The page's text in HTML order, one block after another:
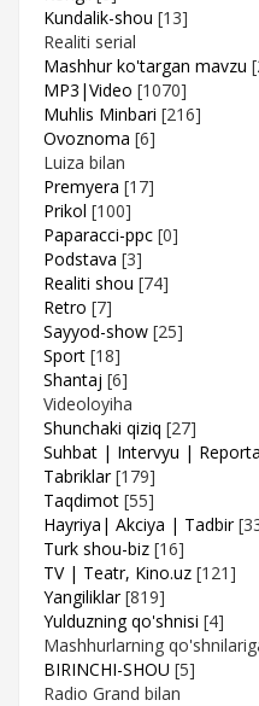
Kundalik-shou [13]
Realiti serial
Mashhur ko'targan mavzu
MP3|Video [1070]
Muhlis Minbari [216]
Ovoznoma [6]
Luiza bilan
Premyera [17]
Prikol [100]
Paparacci-ppc [0]
Podstava [3]
Realiti shou [74]
Retro [7]
Sayyod-show [25]
Sport [18]
Shantaj [6]
Videoloyiha
Shunchaki qiziq [27]
Suhbat | Intervyu |
Tabriklar [179]
Taqdimot [55]
Hayriya| Akciya | Tadbir
Turk shou-biz [16]
TV | Teatr, Kino.uz [121]
Yangiliklar [819]
Yulduzning qo'shnisi [4]
Mashhurlarning
BIRINCHI-SHOU [5]
Radio Grand bilan